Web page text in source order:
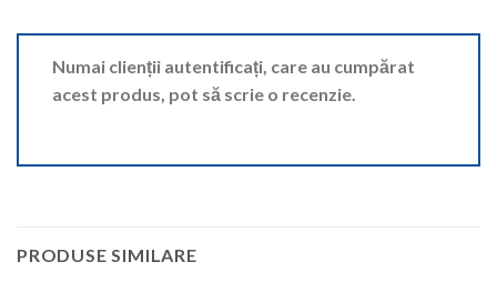
Numai clienții autentificați, care au cumpărat
acest produs, pot să scrie o recenzie.
PRODUSE SIMILARE